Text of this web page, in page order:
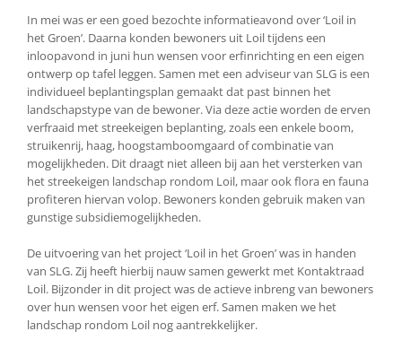
In mei was er een goed bezochte informatieavond over ‘Loil in
het Groen’. Daarna konden bewoners uit Loil tijdens een
inloopavond in juni hun wensen voor erfinrichting en een eigen
ontwerp op tafel leggen. Samen met een adviseur van SLG is een
individueel beplantingsplan gemaakt dat past binnen het
landschapstype van de bewoner. Via deze actie worden de erven
verfraaid met streekeigen beplanting, zoals een enkele boom,
struikenrij, haag, hoogstamboomgaard of combinatie van
mogelijkheden. Dit draagt niet alleen bij aan het versterken van
het streekeigen landschap rondom Loil, maar ook flora en fauna
profiteren hiervan volop. Bewoners konden gebruik maken van
gunstige subsidiemogelijkheden.
De uitvoering van het project ‘Loil in het Groen’ was in handen
van SLG. Zij heeft hierbij nauw samen gewerkt met Kontaktraad
Loil. Bijzonder in dit project was de actieve inbreng van bewoners
over hun wensen voor het eigen erf. Samen maken we het
landschap rondom Loil nog aantrekkelijker.